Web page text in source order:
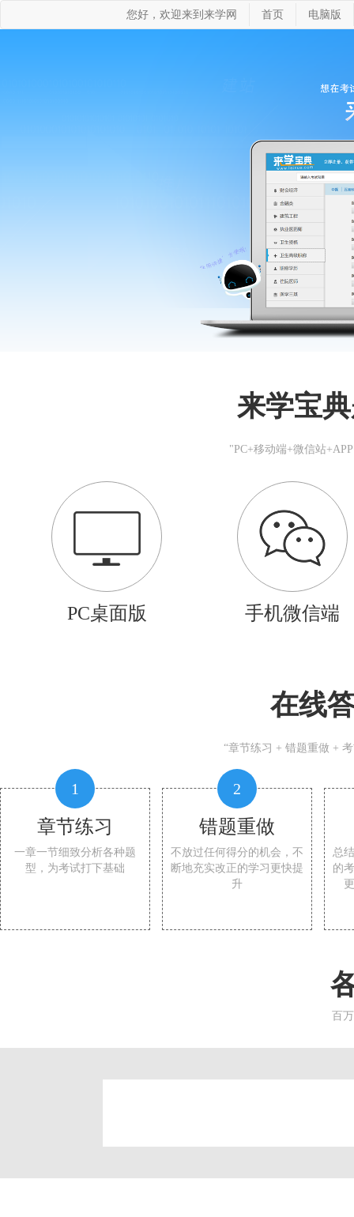
您好，欢迎来到来学网 首页 电脑版
来学宝
"PC+移动端+微信站
PC桌面版 手机微信端
在线
“章节练习 + 错题重做 +
1
章节练习
一章一节细致分析各种题
型，为考试打下基础
2
错题重做
不放过任何得分的机会，不
断地充实改正的学习更快提
升
总
的
百